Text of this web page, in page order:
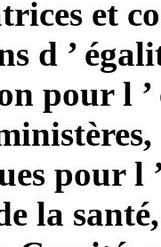
et
d ’
pour l ’
pour l
la